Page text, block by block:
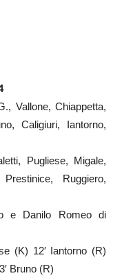
Vallone, Chiappetta,
Caligiuri, Iantorno,
Pugliese, Migale,
Ruggiero,
e Danilo Romeo di
(K) 12′ Iantorno (R)
Bruno (R)